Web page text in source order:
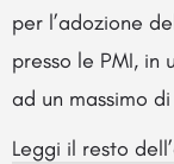
per l’adozione
presso le PMI,
ad un massimo di
Leggi il resto